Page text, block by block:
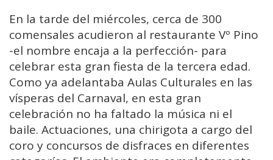
En la tarde del miércoles, cerca de 300
comensales acudieron al restaurante Vº Pino
-el nombre encaja a la perfección- para
celebrar esta gran fiesta de la tercera edad.
Como ya adelantaba Aulas Culturales en las
vísperas del Carnaval, en esta gran
celebración no ha faltado la música ni el
baile. Actuaciones, una chirigota a cargo del
coro y concursos de disfraces en diferentes